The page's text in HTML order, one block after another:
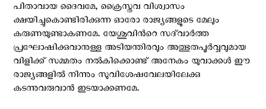
പിതാവായ ദൈവമേ, ക്രൈസ്തവ വിശ്വാസം
ക്ഷയിച്ചുകൊണ്ടിരിക്കുന്ന ഓരോ രാജ്യങ്ങളുടെ മേലും
കരുണയുണ്ടാകണമേ. യേശുവിന്‍റെ സദ്‌വാര്‍ത്ത
പ്രഘോഷിക്കുവാനുള്ള അടിയന്തിരവും അത്ഭുതപൂര്‍വ്വവുമായ
വിളിക്ക് സമ്മതം നല്‍കിക്കൊണ്ട് അനേകം യുവാക്കൾ ഈ
രാജ്യങ്ങളിൽ നിന്നും സുവിശേഷവേലയിലേക്കു
കടന്നുവരുവാൻ ഇടയാക്കണമേ.